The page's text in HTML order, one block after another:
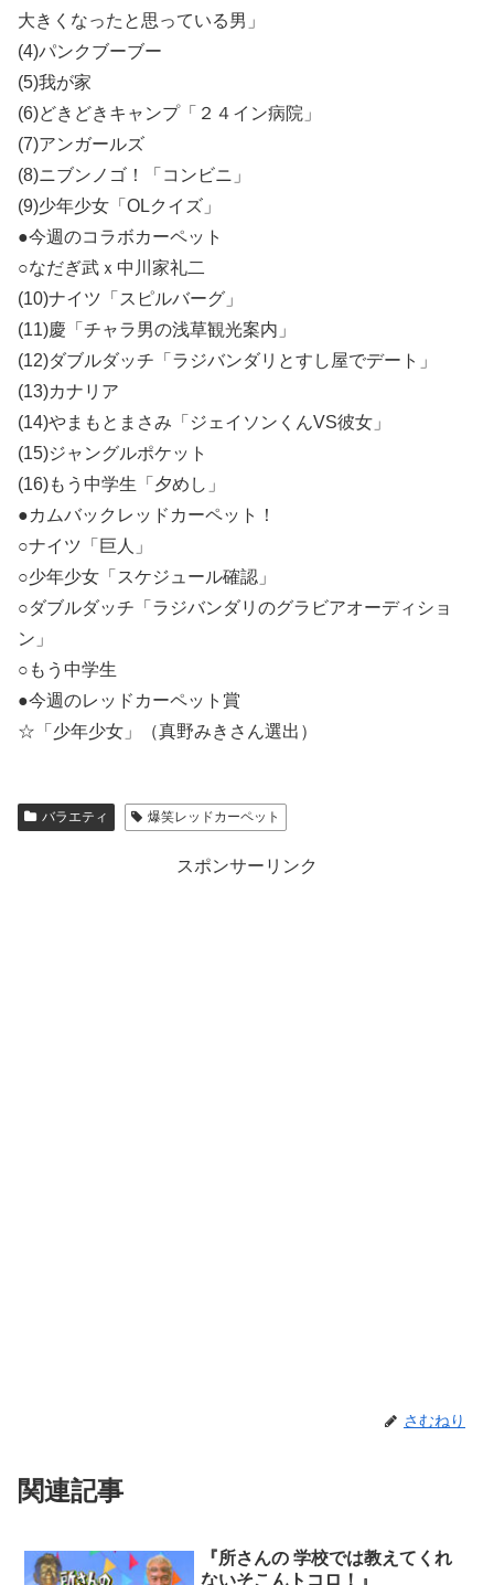
大きくなったと思っている男」
(4)パンクブーブー
(5)我が家
(6)どきどきキャンプ「２４イン病院」
(7)アンガールズ
(8)ニブンノゴ！「コンビニ」
(9)少年少女「OLクイズ」
●今週のコラボカーペット
○なだぎ武ｘ中川家礼二
(10)ナイツ「スピルバーグ」
(11)慶「チャラ男の浅草観光案内」
(12)ダブルダッチ「ラジバンダリとすし屋でデート」
(13)カナリア
(14)やまもとまさみ「ジェイソンくんVS彼女」
(15)ジャングルポケット
(16)もう中学生「夕めし」
●カムバックレッドカーペット！
○ナイツ「巨人」
○少年少女「スケジュール確認」
○ダブルダッチ「ラジバンダリのグラビアオーディショ
ン」
○もう中学生
●今週のレッドカーペット賞
☆「少年少女」（真野みきさん選出）
バラエティ 爆笑レッドカーペット
スポンサーリンク
さむねり
関連記事
『所さんの 学校では教えてくれ
ないそこんトコロ！』